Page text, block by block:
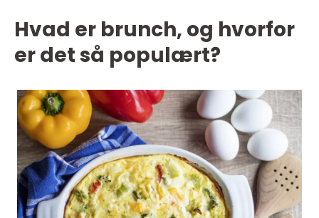
Hvad er brunch, og hvorfor
er det så populært?